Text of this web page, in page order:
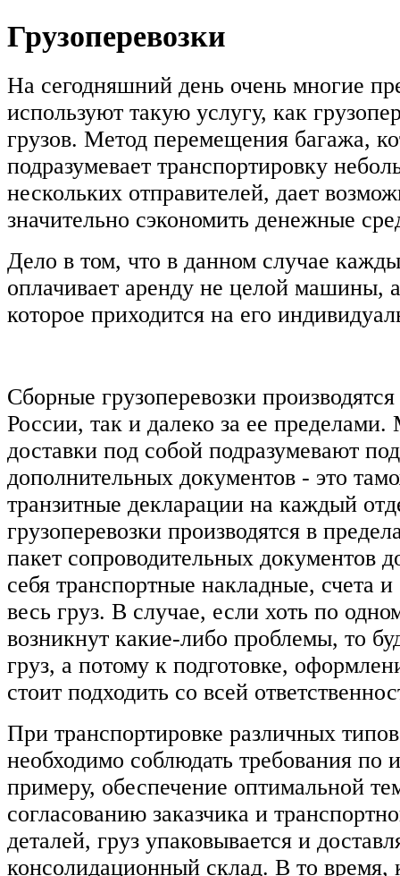
Грузоперевозки
На сегодняшний день очень многие
используют такую услугу, как
грузов. Метод перемещения багажа,
подразумевает транспортировку
нескольких отправителей, дает
значительно сэкономить денежные
Дело в том, что в данном случае
оплачивает аренду не целой машины,
которое приходится на его
Сборные грузоперевозки
России, так и далеко за ее
доставки под собой подразумевают
дополнительных документов - это
транзитные декларации на каждый
грузоперевозки производятся в
пакет сопроводительных документов
себя транспортные накладные, счета
весь груз. В случае, если хоть по
возникнут какие-либо проблемы, то
груз, а потому к подготовке,
стоит подходить со всей
При транспортировке различных
необходимо соблюдать требования по
примеру, обеспечение оптимальной
согласованию заказчика и
деталей, груз упаковывается и
консолидационный склад. В то время,